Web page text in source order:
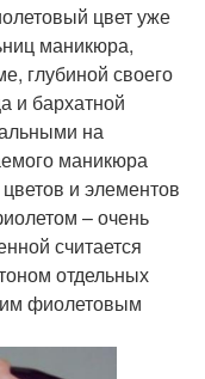
цвет уже
маникюра,
глубиной своего
и бархатной
на
маникюра
и элементов
– очень
считается
отдельных
фиолетовым